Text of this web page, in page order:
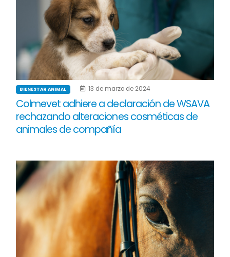
BIENESTAR ANIMAL 13 de marzo de 2024
Colmevet adhiere a declaración de WSAVA
rechazando alteraciones cosméticas de
animales de compañía